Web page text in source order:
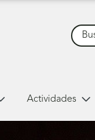
Buscar
Actividades